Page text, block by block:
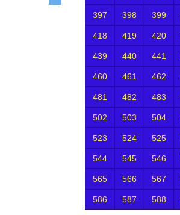
397 398 399
418 419 420
439 440 441
460 461 462
481 482 483
502 503 504
523 524 525
544 545 546
565 566 567
586 587 588